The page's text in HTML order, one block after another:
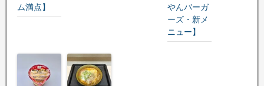
ム満点】
やんバーガ
ーズ・新メ
ニュー】